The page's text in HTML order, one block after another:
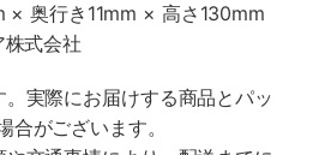
× 奥行き11mm × 高さ130mm
式会社
実際にお届けする商品とパッ
合がございます。